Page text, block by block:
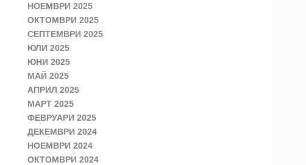
НОЕМВРИ 2025
ОКТОМВРИ 2025
СЕПТЕМВРИ 2025
ЮЛИ 2025
ЮНИ 2025
МАЙ 2025
АПРИЛ 2025
МАРТ 2025
ФЕВРУАРИ 2025
ДЕКЕМВРИ 2024
НОЕМВРИ 2024
ОКТОМВРИ 2024